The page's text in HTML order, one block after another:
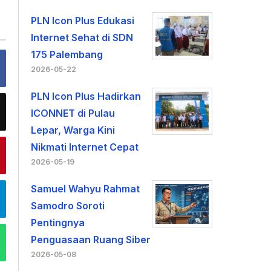
PLN Icon Plus Edukasi
Internet Sehat di SDN
175 Palembang
2026-05-22
PLN Icon Plus Hadirkan
ICONNET di Pulau
Lepar, Warga Kini
Nikmati Internet Cepat
2026-05-19
Samuel Wahyu Rahmat
Samodro Soroti
Pentingnya
Penguasaan Ruang Siber
2026-05-08